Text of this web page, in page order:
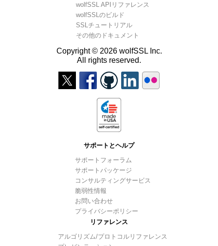
wolfSSL APIリファレンス
wolfSSLのビルド
SSLチュートリアル
その他のドキュメント
Copyright © 2026 wolfSSL Inc.
All rights reserved.
サポートとヘルプ
サポートフォーラム
サポートパッケージ
コンサルティングサービス
脆弱性情報
お問い合わせ
プライバシーポリシー
リファレンス
アルゴリズム/プロトコルリファレンス